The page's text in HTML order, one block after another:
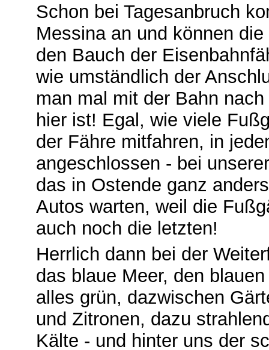
Schon bei Tagesanbruch
Messina an und können
den Bauch der
wie umständlich der
man mal mit der Bahn
hier ist! Egal, wie viele
der Fähre mitfahren, in
angeschlossen ‑ bei
das in Ostende ganz
Autos warten, weil die
auch noch die letzten!
Herrlich dann bei der
das blaue Meer, den
alles grün, dazwischen
und Zitronen, dazu
Kälte ‑ und hinter uns der